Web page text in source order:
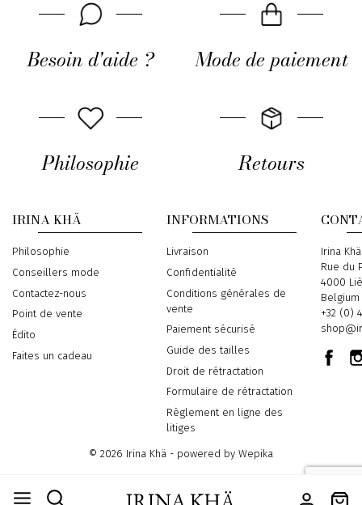
Besoin d'aide ? Mode de paiement
Philosophie Retours
IRINA KHÄ
Philosophie
Conseillers mode
Contactez-nous
Point de vente
Édito
Faites un cadeau
INFORMATIONS
Livraison
Confidentialité
Conditions générales de
vente
Paiement sécurisé
Guide des tailles
Droit de rétractation
Formulaire de rétractation
Règlement en ligne des
litiges
Address
Irina Khä
Rue du
4000
Belgium
Phone
+32 (0)
Email
© 2026 Irina Khä - powered by Wepika